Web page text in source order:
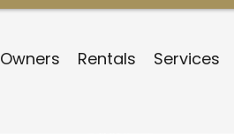
Owners Rentals Services